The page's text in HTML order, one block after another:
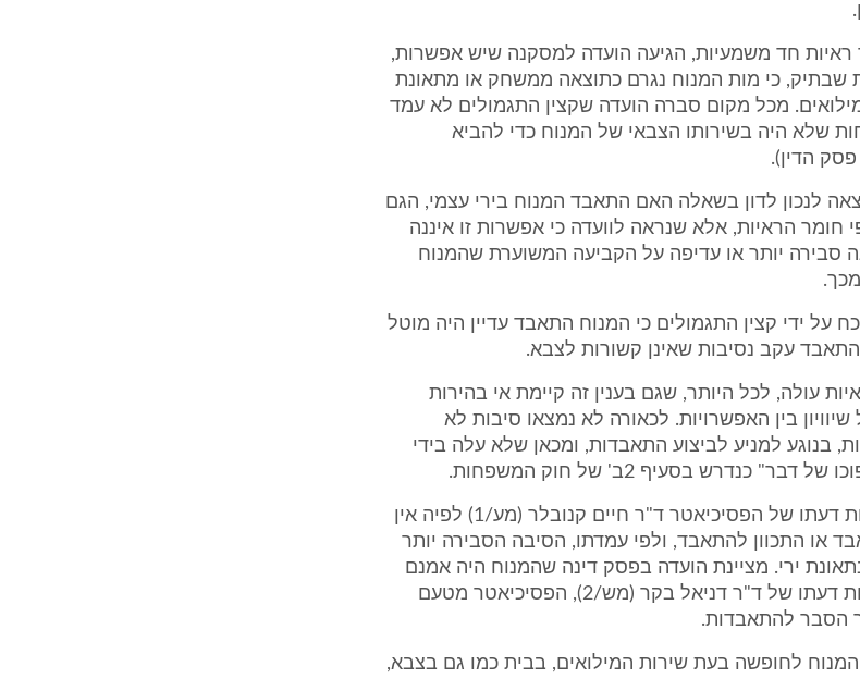
ראיות חד משמעיות, הגיעה הועדה למסקנה שיש אפשרות,
שבתיק, כי מות המנוח נגרם כתוצאה ממשחק או מתאונת
מכל מקום סברה הועדה שקצין התגמולים לא עמד
שלא היה בשירותו הצבאי של המנוח כדי להביא
לנכון לדון בשאלה האם התאבד המנוח בירי עצמי, הגם
הראיות, אלא שנראה לוועדה כי אפשרות זו איננה
סבירה יותר או עדיפה על הקביעה המשוערת שהמנוח
על ידי קצין התגמולים כי המנוח התאבד עדיין היה מוטל
עקב נסיבות שאינן קשורות לצבא.
עולה, לכל היותר, שגם בענין זה קיימת אי בהירות
בין האפשרויות. לכאורה לא נמצאו סיבות לא
בנוגע למניע לביצוע התאבדות, ומכאן שלא עלה בידי
כנדרש בסעיף 2ב' של חוק המשפחות.
ט. מטעם המשיב הוגשה חוות דעתו של הפסיכיאטר ד"ר חיים קנובלר (מע/1) לפיה אין
או התכוון להתאבד, ולפי עמדתו, הסיבה הסבירה יותר
ירי. מציינת הועדה בפסק דינה שהמנוח היה אמנם
מופנם וסגור, אך גם לפי חוות דעתו של ד"ר דניאל בקר (מש/2), הפסיכיאטר מטעם
הסבר להתאבדות.
לחופשה בעת שירות המילואים, בבית כמו גם בצבא,